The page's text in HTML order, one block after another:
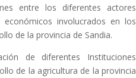
entre los diferentes actores
económicos involucrados en los
de la provincia de Sandia.
de diferentes Instituciones
de la agricultura de la provincia